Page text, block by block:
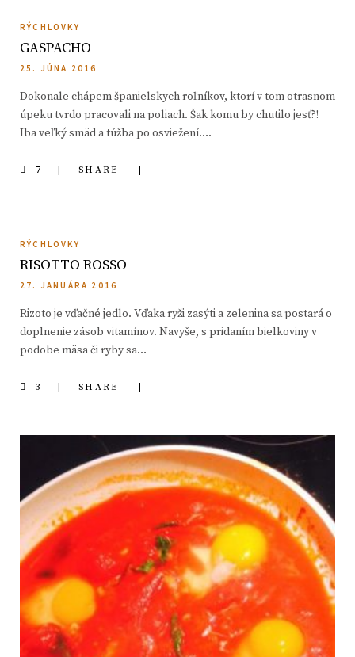
RÝCHLOVKY
GASPACHO
25. JÚNA 2016
Dokonale chápem španielskych roľníkov, ktorí v tom otrasnom
úpeku tvrdo pracovali na poliach. Šak komu by chutilo jesť?!
Iba veľký smäd a túžba po osviežení….
7 SHARE
RÝCHLOVKY
RISOTTO ROSSO
27. JANUÁRA 2016
Rizoto je vďačné jedlo. Vďaka ryži zasýti a zelenina sa postará o
doplnenie zásob vitamínov. Navyše, s pridaním bielkoviny v
podobe mäsa či ryby sa…
3 SHARE